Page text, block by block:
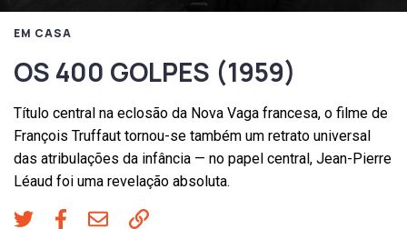
EM CASA
OS 400 GOLPES (1959)
Título central na eclosão da Nova Vaga francesa, o filme de
François Truffaut tornou-se também um retrato universal
das atribulações da infância — no papel central, Jean-Pierre
Léaud foi uma revelação absoluta.